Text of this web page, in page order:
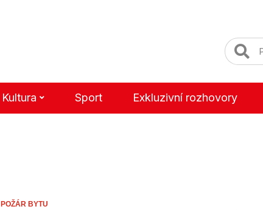
Kultura Sport Exkluzivní rozhovory
POŽÁR BYTU